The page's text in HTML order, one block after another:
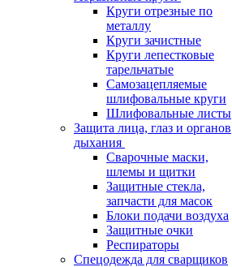
Круги отрезные по
металлу
Круги зачистные
Круги лепестковые
тарельчатые
Самозацепляемые
шлифовальные круги
Шлифовальные листы
Защита лица, глаз и органов
дыхания
Сварочные маски,
шлемы и щитки
Защитные стекла,
запчасти для масок
Блоки подачи воздуха
Защитные очки
Респираторы
Спецодежда для сварщиков